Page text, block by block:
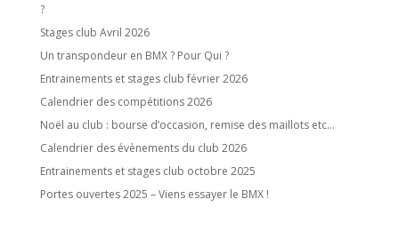
?
Stages club Avril 2026
Un transpondeur en BMX ? Pour Qui ?
Entrainements et stages club février 2026
Calendrier des compétitions 2026
Noël au club : bourse d’occasion, remise des maillots etc…
Calendrier des évènements du club 2026
Entrainements et stages club octobre 2025
Portes ouvertes 2025 – Viens essayer le BMX !